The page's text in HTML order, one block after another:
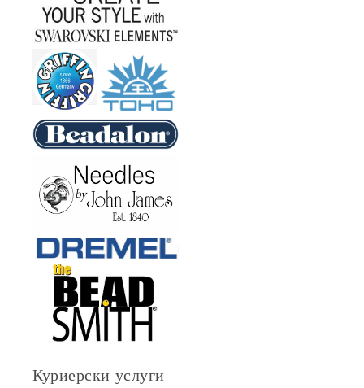
Куриерски услуги